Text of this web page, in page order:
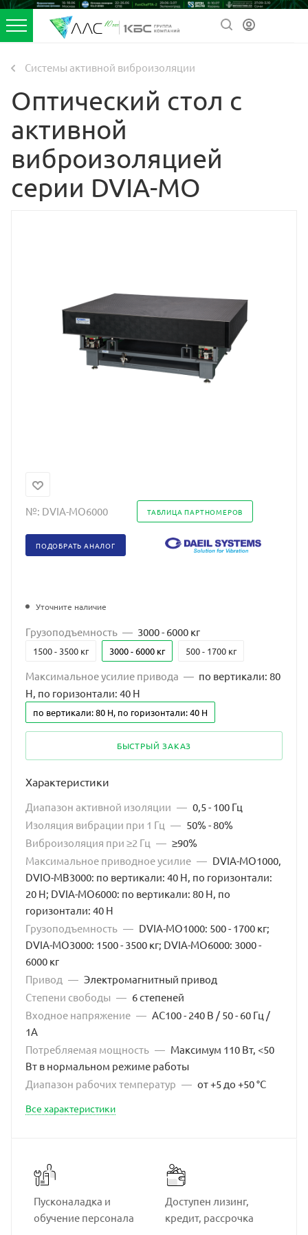
Системы активной виброизоляции
Оптический стол с
активной
виброизоляцией
серии DVIA-MO
№: DVIA-MO6000 ТАБЛИЦА ПАРТНОМЕРОВ
ПОДОБРАТЬ АНАЛОГ
Уточните наличие
Грузоподъемность — 3000 - 6000 кг
1500 - 3500 кг 3000 - 6000 кг 500 - 1700 кг
Максимальное усилие привода — по вертикали: 80
Н, по горизонтали: 40 Н
по вертикали: 80 Н, по горизонтали: 40 Н
БЫСТРЫЙ ЗАКАЗ
Характеристики
Диапазон активной изоляции — 0,5 - 100 Гц
Изоляция вибрации при 1 Гц — 50% - 80%
Виброизоляция при ≥2 Гц — ≥90%
Максимальное приводное усилие — DVIA-MO1000,
DVIO-MB3000: по вертикали: 40 Н, по горизонтали:
20 Н; DVIA-MO6000: по вертикали: 80 Н, по
горизонтали: 40 Н
Грузоподъемность — DVIA-MO1000: 500 - 1700 кг;
DVIA-MO3000: 1500 - 3500 кг; DVIA-MO6000: 3000 -
6000 кг
Привод — Электромагнитный привод
Степени свободы — 6 степеней
Входное напряжение — AC100 - 240 В / 50 - 60 Гц /
1A
Потребляемая мощность — Максимум 110 Вт, <50
Вт в нормальном режиме работы
Диапазон рабочих температур — от +5 до +50 °C
Все характеристики
Пусконаладка и
обучение персонала
Доступен лизинг,
кредит, рассрочка